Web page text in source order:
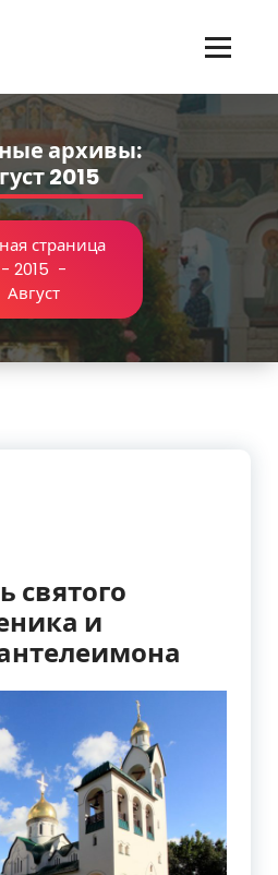
архивы:
2015
страница
- 2015 -
Август
святого
и